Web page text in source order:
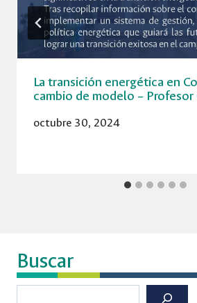
La transición energética en
cambio de modelo – Profesor
octubre 30, 2024
Buscar